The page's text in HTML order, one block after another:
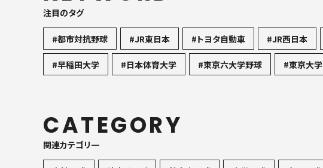
注目のタグ
#都市対抗野球 #JR東日本 #トヨタ自動車 #JR西日本
#早稲田大学 #日本体育大学 #東京六大学野球 #東京大学
CATEGORY
関連カテゴリ一